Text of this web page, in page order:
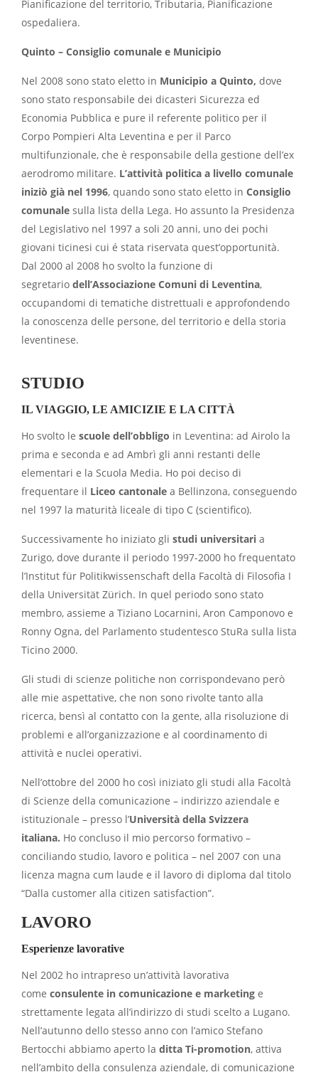
Pianificazione del territorio, Tributaria, Pianificazione
ospedaliera.
Quinto – Consiglio comunale e Municipio
Nel 2008 sono stato eletto in Municipio a Quinto, dove
sono stato responsabile dei dicasteri Sicurezza ed
Economia Pubblica e pure il referente politico per il
Corpo Pompieri Alta Leventina e per il Parco
multifunzionale, che è responsabile della gestione dell’ex
aerodromo militare. L’attività politica a livello comunale
iniziò già nel 1996, quando sono stato eletto in Consiglio
comunale sulla lista della Lega. Ho assunto la Presidenza
del Legislativo nel 1997 a soli 20 anni, uno dei pochi
giovani ticinesi cui é stata riservata quest’opportunità.
Dal 2000 al 2008 ho svolto la funzione di
segretario dell’Associazione Comuni di Leventina,
occupandomi di tematiche distrettuali e approfondendo
la conoscenza delle persone, del territorio e della storia
leventinese.
STUDIO
IL VIAGGIO, LE AMICIZIE E LA CITTÀ
Ho svolto le scuole dell’obbligo in Leventina: ad Airolo la
prima e seconda e ad Ambrì gli anni restanti delle
elementari e la Scuola Media. Ho poi deciso di
frequentare il Liceo cantonale a Bellinzona, conseguendo
nel 1997 la maturità liceale di tipo C (scientifico).
Successivamente ho iniziato gli studi universitari a
Zurigo, dove durante il periodo 1997-2000 ho frequentato
l’Institut für Politikwissenschaft della Facoltà di Filosofia I
della Universität Zürich. In quel periodo sono stato
membro, assieme a Tiziano Locarnini, Aron Camponovo e
Ronny Ogna, del Parlamento studentesco StuRa sulla lista
Ticino 2000.
Gli studi di scienze politiche non corrispondevano però
alle mie aspettative, che non sono rivolte tanto alla
ricerca, bensì al contatto con la gente, alla risoluzione di
problemi e all’organizzazione e al coordinamento di
attività e nuclei operativi.
Nell’ottobre del 2000 ho così iniziato gli studi alla Facoltà
di Scienze della comunicazione – indirizzo aziendale e
istituzionale – presso l’Università della Svizzera
italiana. Ho concluso il mio percorso formativo –
conciliando studio, lavoro e politica – nel 2007 con una
licenza magna cum laude e il lavoro di diploma dal titolo
“Dalla customer alla citizen satisfaction”.
LAVORO
Esperienze lavorative
Nel 2002 ho intrapreso un’attività lavorativa
come consulente in comunicazione e marketing e
strettamente legata all’indirizzo di studi scelto a Lugano.
Nell’autunno dello stesso anno con l’amico Stefano
Bertocchi abbiamo aperto la ditta Ti-promotion, attiva
nell’ambito della consulenza aziendale, di comunicazione